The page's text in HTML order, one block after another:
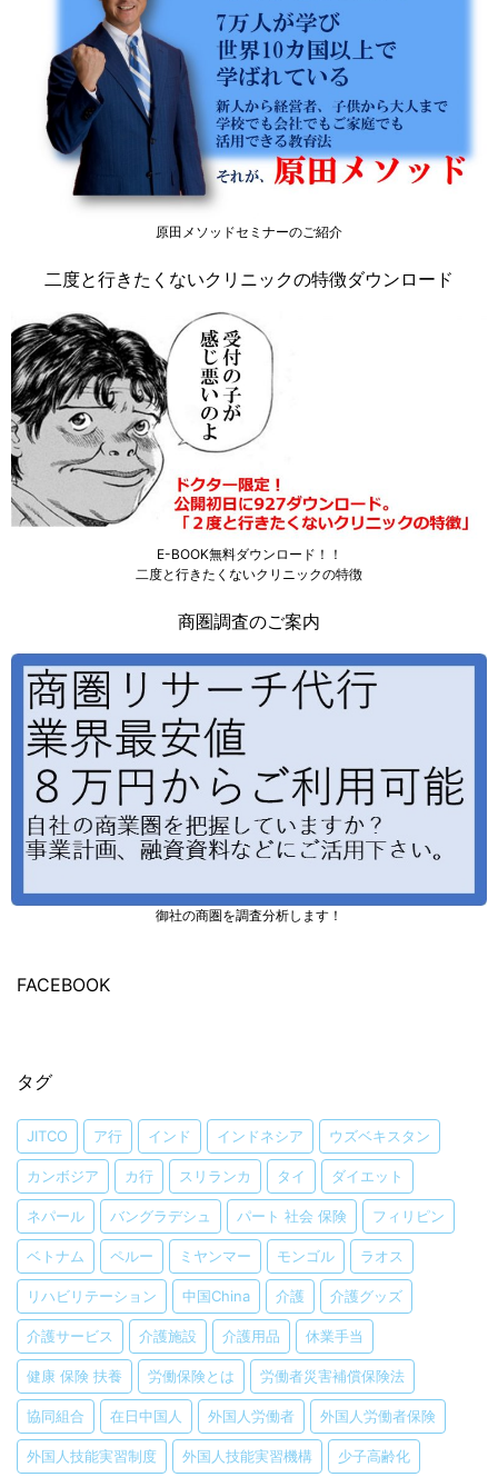
原田メソッドセミナーのご紹介
二度と行きたくないクリニックの特徴ダウンロード
E-BOOK無料ダウンロード！！
二度と行きたくないクリニックの特徴
商圏調査のご案内
御社の商圏を調査分析します！
FACEBOOK
タグ
JITCO ア行 インド インドネシア ウズベキスタン
カンボジア カ行 スリランカ タイ ダイエット
ネパール バングラデシュ パート 社会 保険 フィリピン
ベトナム ペルー ミヤンマー モンゴル ラオス
リハビリテーション 中国China 介護 介護グッズ
介護サービス 介護施設 介護用品 休業手当
健康 保険 扶養 労働保険とは 労働者災害補償保険法
協同組合 在日中国人 外国人労働者 外国人労働者保険
外国人技能実習制度 外国人技能実習機構 少子高齢化